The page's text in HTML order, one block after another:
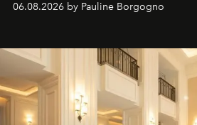
06.08.2026 by Pauline Borgogno